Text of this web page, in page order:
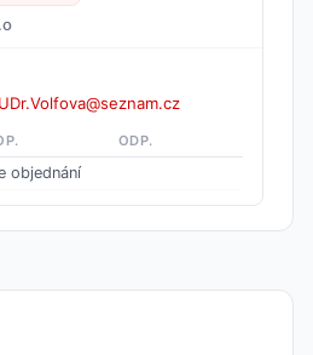
ODP.
objednání